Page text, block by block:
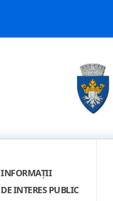
INFORMAȚII
DE INTERES PUBLIC